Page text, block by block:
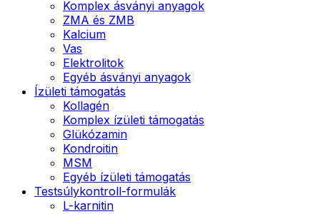
Komplex ásványi anyagok
ZMA és ZMB
Kalcium
Vas
Elektrolitok
Egyéb ásványi anyagok
Ízületi támogatás
Kollagén
Komplex ízületi támogatás
Glükózamin
Kondroitin
MSM
Egyéb ízületi támogatás
Testsúlykontroll-formulák
L-karnitin